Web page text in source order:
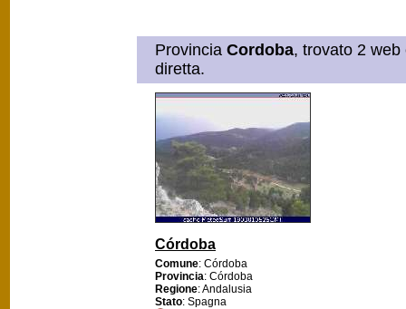
Provincia Cordoba, trovato 2
diretta.
Córdoba
Comune: Córdoba
Provincia: Córdoba
Regione: Andalusia
Stato: Spagna